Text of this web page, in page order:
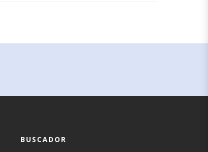
BUSCADOR